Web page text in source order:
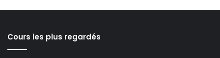
Cours les plus regardés